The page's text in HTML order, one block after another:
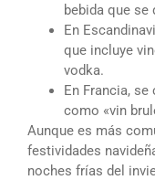
bebida que
En
que incluye
vodka.
En Francia,
como «vin
Aunque es más
festividades
noches frías del